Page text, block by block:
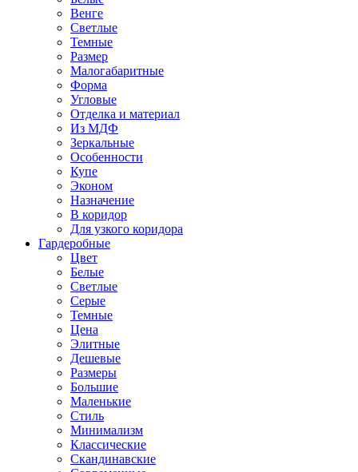
Венге
Светлые
Темные
Размер
Малогабаритные
Форма
Угловые
Отделка и материал
Из МДФ
Зеркальные
Особенности
Купе
Эконом
Назначение
В коридор
Для узкого коридора
Гардеробные
Цвет
Белые
Светлые
Серые
Темные
Цена
Элитные
Дешевые
Размеры
Большие
Маленькие
Стиль
Минимализм
Классические
Скандинавские